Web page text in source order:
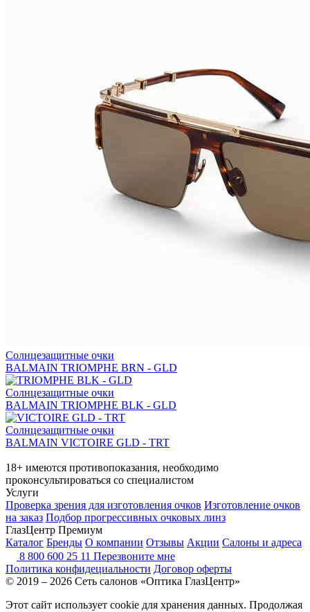
Солнцезащитные очки
BALMAIN TRIOMPHE BRN - GLD
Солнцезащитные очки
BALMAIN TRIOMPHE BLK - GLD
Солнцезащитные очки
BALMAIN VICTOIRE GLD - TRT
18+ имеются противопоказания, необходимо
проконсультироваться со специалистом
Услуги
Проверка зрения для изготовления очков Изготовление очков
на заказ Подбор прогрессивных очковых линз
ГлазЦентр Премиум
Каталог Бренды О компании Отзывы Акции Салоны и адреса
8 800 600 25 11 Перезвоните мне
Политика конфидециальности Договор оферты
© 2019 – 2026 Сеть салонов «Оптика ГлазЦентр»
Этот сайт использует cookie для хранения данных. Продолжая